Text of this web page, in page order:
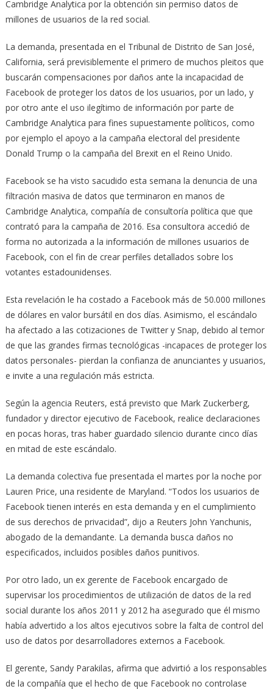
Cambridge Analytica por la obtención sin permiso datos de
millones de usuarios de la red social.
La demanda, presentada en el Tribunal de Distrito de San José,
California, será previsiblemente el primero de muchos pleitos que
buscarán compensaciones por daños ante la incapacidad de
Facebook de proteger los datos de los usuarios, por un lado, y
por otro ante el uso ilegítimo de información por parte de
Cambridge Analytica para fines supuestamente políticos, como
por ejemplo el apoyo a la campaña electoral del presidente
Donald Trump o la campaña del Brexit en el Reino Unido.
Facebook se ha visto sacudido esta semana la denuncia de una
filtración masiva de datos que terminaron en manos de
Cambridge Analytica, compañía de consultoría política que que
contrató para la campaña de 2016. Esa consultora accedió de
forma no autorizada a la información de millones usuarios de
Facebook, con el fin de crear perfiles detallados sobre los
votantes estadounidenses.
Esta revelación le ha costado a Facebook más de 50.000 millones
de dólares en valor bursátil en dos días. Asimismo, el escándalo
ha afectado a las cotizaciones de Twitter y Snap, debido al temor
de que las grandes firmas tecnológicas -incapaces de proteger los
datos personales- pierdan la confianza de anunciantes y usuarios,
e invite a una regulación más estricta.
Según la agencia Reuters, está previsto que Mark Zuckerberg,
fundador y director ejecutivo de Facebook, realice declaraciones
en pocas horas, tras haber guardado silencio durante cinco días
en mitad de este escándalo.
La demanda colectiva fue presentada el martes por la noche por
Lauren Price, una residente de Maryland. “Todos los usuarios de
Facebook tienen interés en esta demanda y en el cumplimiento
de sus derechos de privacidad”, dijo a Reuters John Yanchunis,
abogado de la demandante. La demanda busca daños no
especificados, incluidos posibles daños punitivos.
Por otro lado, un ex gerente de Facebook encargado de
supervisar los procedimientos de utilización de datos de la red
social durante los años 2011 y 2012 ha asegurado que él mismo
había advertido a los altos ejecutivos sobre la falta de control del
uso de datos por desarrolladores externos a Facebook.
El gerente, Sandy Parakilas, afirma que advirtió a los responsables
de la compañía que el hecho de que Facebook no controlase